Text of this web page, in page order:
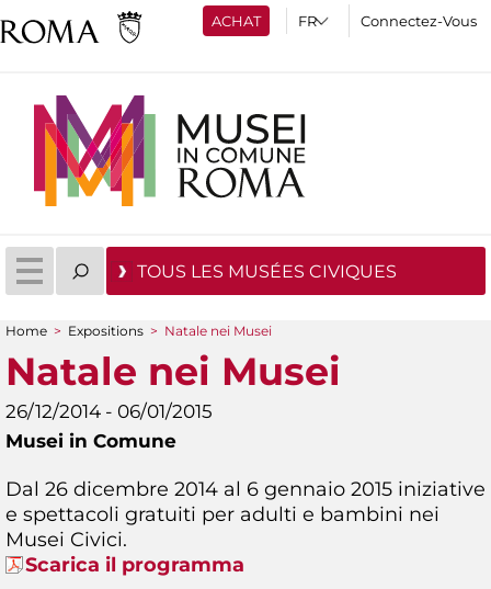
ACHAT Connectez-Vous
TOUS LES MUSÉES CIVIQUES
You are here
Home > Expositions > Natale nei Musei
Natale nei Musei
26/12/2014 - 06/01/2015
Musei in Comune
Dal 26 dicembre 2014 al 6 gennaio 2015 iniziative
e spettacoli gratuiti per adulti e bambini nei
Musei Civici.
Scarica il programma